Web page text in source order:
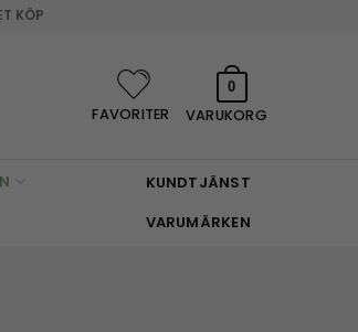
KÖP
FAVORITER VARUKORG
0
KUNDTJÄNST
VARUMÄRKEN